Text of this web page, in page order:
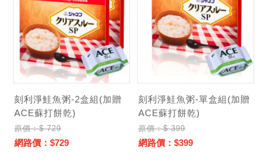
贈
刻利淨鮭魚粥-單盒組(加贈
ACE蘇打餅乾)
原價：$ 399
網路價：$399
刻利淨三餐精選組
原價：$ 980
網路價：$980